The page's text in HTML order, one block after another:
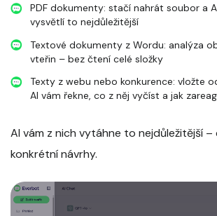
PDF dokumenty: stačí nahrát soubor a
vysvětlí to nejdůležitější
Textové dokumenty z Wordu: analýza
vteřin – bez čtení celé složky
Texty z webu nebo konkurence: vložte
AI vám řekne, co z něj vyčíst a jak
AI vám z nich vytáhne to nejdůležitější
konkrétní návrhy.